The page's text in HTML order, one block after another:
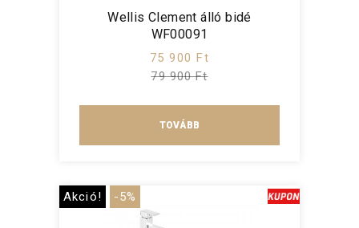
Wellis Clement álló bidé
WF00091
75 900 Ft
79 900 Ft
TOVÁBB
Akció! -5%